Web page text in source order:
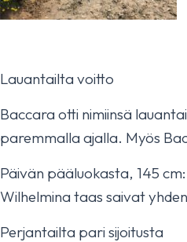
Lauantailta voitto
Baccara otti nimiinsä
paremmalla ajalla. Myös
Päivän pääluokasta, 145
Wilhelmina taas saivat
Perjantailta pari sijoitusta